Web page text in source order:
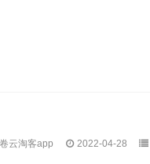
云淘客app 2022-04-28